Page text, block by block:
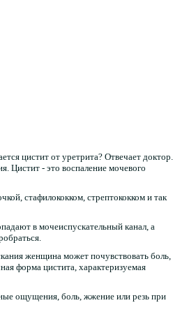
Цистит - это воспаление мочевого
стафилококком, стрептококком и так
в мочеиспускательный канал, а
женщина может почувствовать боль,
форма цистита, характеризуемая
ощущения, боль, жжение или резь при